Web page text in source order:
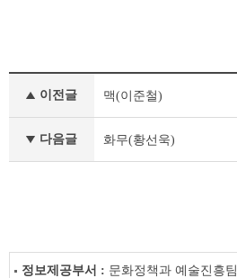
의
이전글 맥(이준철)
다음글 화무(황선욱)
정보제공부서 : 문화정책과 예술진흥팀